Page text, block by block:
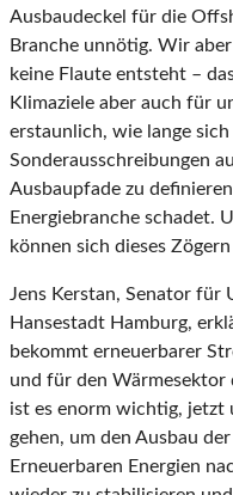
Ausbaudeckel für die
Branche unnötig. Wir
keine Flaute entsteht –
Klimaziele aber auch für
erstaunlich, wie lange
Sonderausschreibungen
Ausbaupfade zu
Energiebranche schadet.
können sich dieses
Jens Kerstan, Senator für
Hansestadt Hamburg,
bekommt erneuerbarer
und für den Wärmesektor
ist es enorm wichtig, jetzt
gehen, um den Ausbau
Erneuerbaren Energien